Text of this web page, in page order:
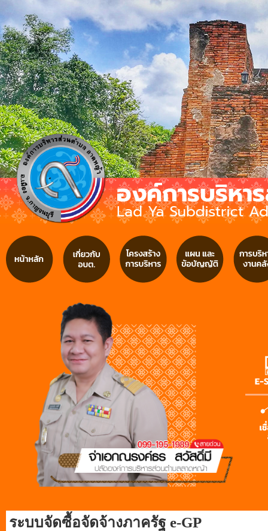
ระบบจัดซื้อจัดจ้างภาครัฐ e-GP